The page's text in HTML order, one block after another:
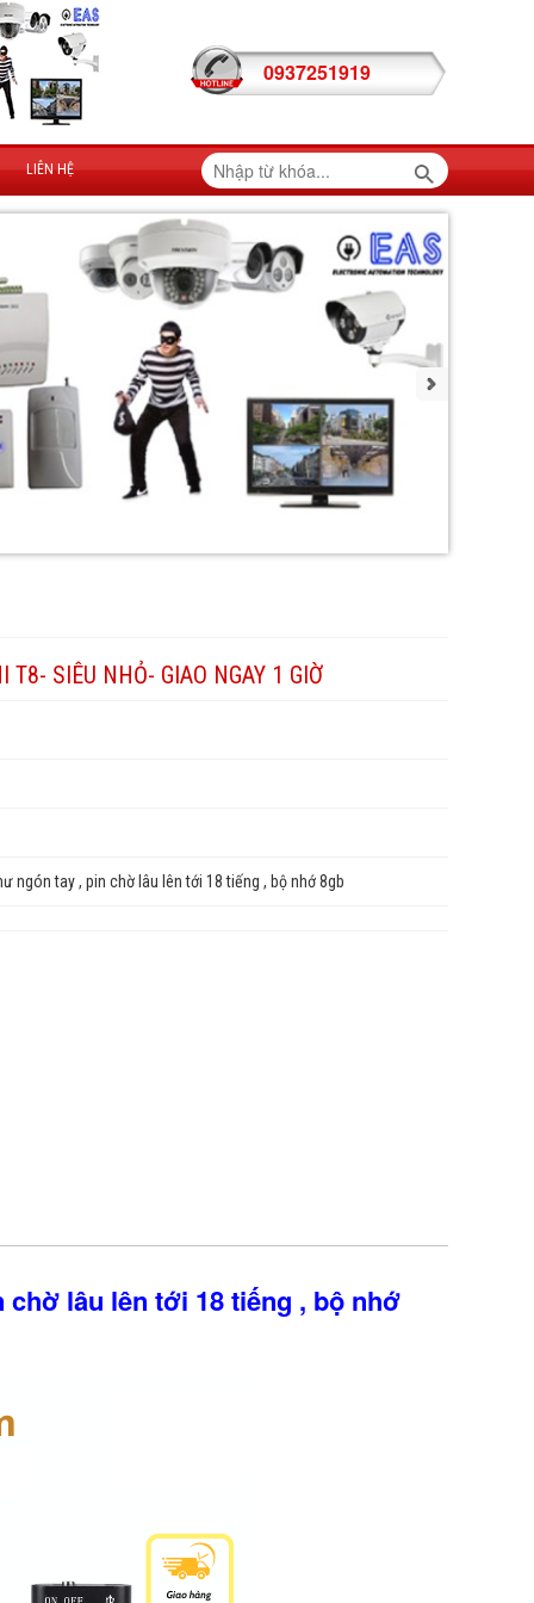
0937251919
LIÊN HỆ
SIÊU NHỎ- GIAO NGAY 1 GIỜ
ngón tay , pin chờ lâu lên tới 18 tiếng , bộ nhớ 8gb
lâu lên tới 18 tiếng , bộ nhớ